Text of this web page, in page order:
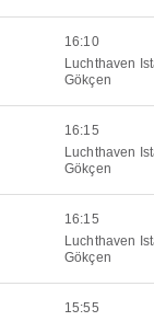
16:10
Luchthaven
Gökçen
16:15
Luchthaven
Gökçen
16:15
Luchthaven
Gökçen
15:55